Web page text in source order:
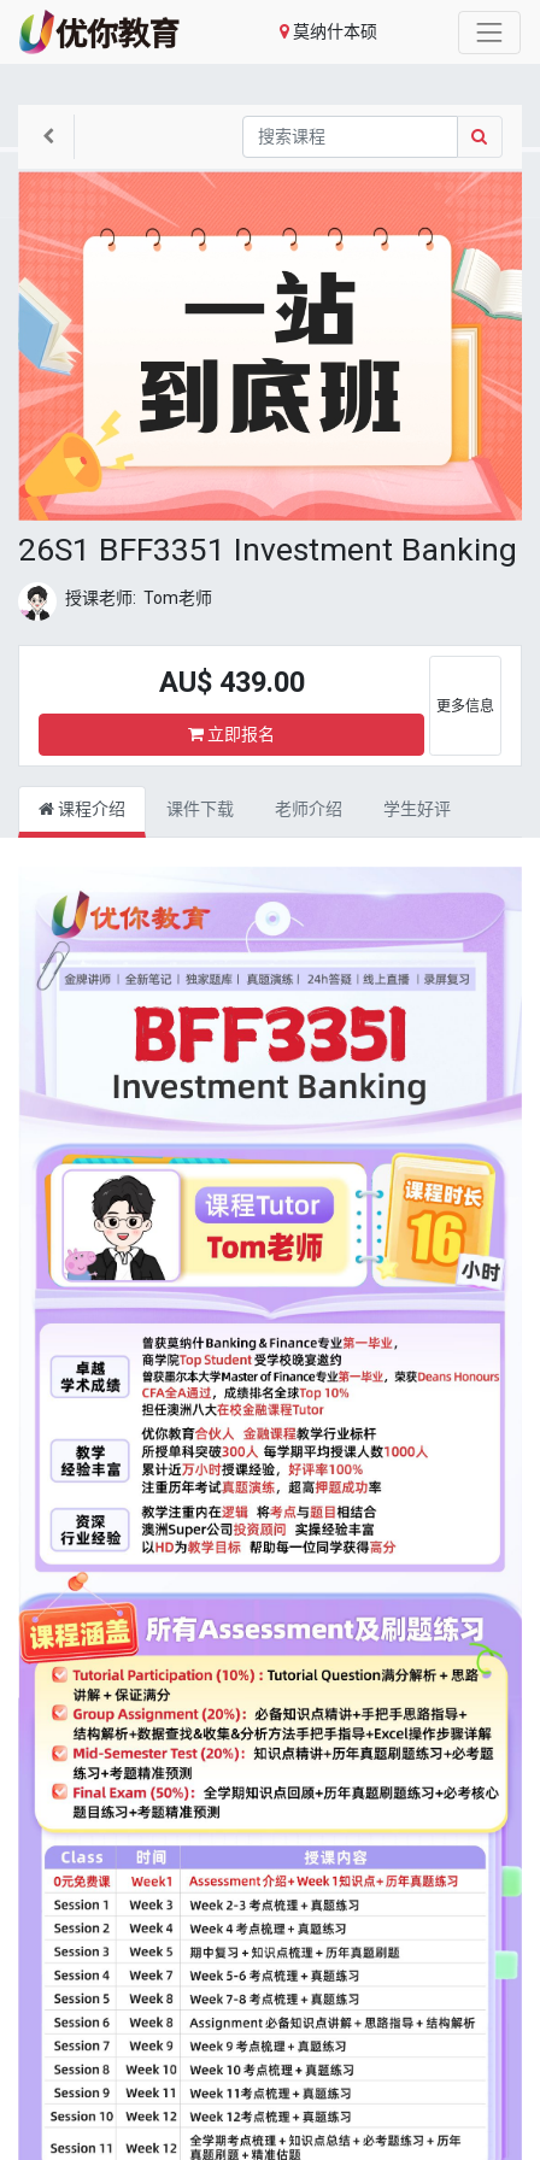
莫纳什本硕
26S1 BFF3351 Investment Banking
授课老师:Tom老师
AU$ 439.00
立即报名
更多信息
课程介绍 课件下载 老师介绍 学生好评